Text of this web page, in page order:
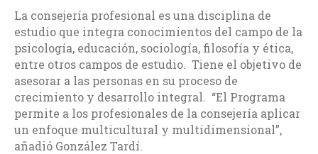
La consejería profesional es una disciplina de
estudio que integra conocimientos del campo de la
psicología, educación, sociología, filosofía y ética,
entre otros campos de estudio. Tiene el objetivo de
asesorar a las personas en su proceso de
crecimiento y desarrollo integral. “El Programa
permite a los profesionales de la consejería aplicar
un enfoque multicultural y multidimensional”,
añadió González Tardí.